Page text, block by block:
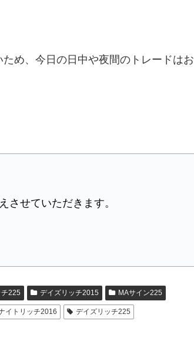
め、今日の日中や夜間のトレードはお
させていただきます。
225 デイズリッチ2015 MAサイン225
イトリッチ2016 デイズリッチ225